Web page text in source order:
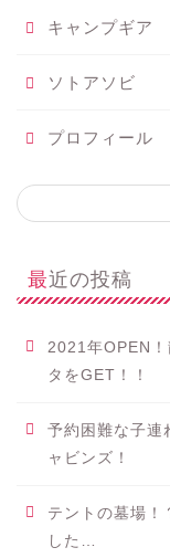
キャンプギア
ソトアソビ
プロフィール
最近の投稿
2021年OPEN
タをGET！！
予約困難な子連
ャビンズ！
テントの墓場！
した…